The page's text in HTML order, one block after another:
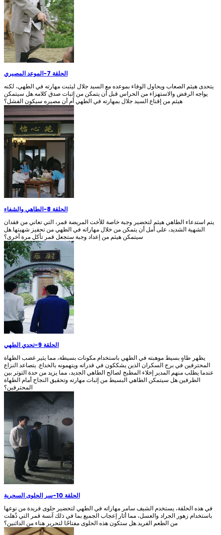
الحلقة 7 -الموعد المصيري
يتحدى هيثم الصعاب ويحاول الوفاء بموعده مع السيد جلال ليثبت مهارته في الطهي، لكنه
يواجه الرفض والاستهزاء من الحراس قبل أن يتمكن من إثبات صدق كلامه.هل سيتمكن
هيثم من إقناع السيد جلال بمهارته في الطهي أم أن مصيره سيكون الفشل؟
الحلقة 8 -الطاهي والشفاء
يتم استدعاء الطاهي هيثم لتحضير وجبة خاصة للأخت المريضة قمر، التي تعاني من فقدان
الشهية الشديد، على أمل أن يتمكن من خلال مهاراته في الطهي من تحفيز شهيتها.هل
سيتمكن هيثم من إعداد وجبة ستجعل قمر تأكل مرة أخرى؟
الحلقة 9 -تحدي الطهي
يظهر طاهٍ بسيط موهبته في الطهي باستخدام مكونات بسيطة، مما يثير غضب الطهاة
المحترفين في برج السكران الذين يشككون في قدراته ويتهمونه بالخداع. يتصاعد النزاع
عندما يطلب منهم المدير إخلاء المطبخ لصالح الطاهي الجديد، مما يزيد من حدة التوتر بين
الطرفين.هل سيتمكن الطاهي البسيط من إثبات مهارته وتحقيق النجاح أمام الطهاة
المحترفين؟
الحلقة 10 -سر الحلوى السحرية
في هذه الحلقة، يستخدم الشيف سامر مهاراته في الطهي لتحضير حلوى فريدة من نوعها
باستخدام زهور الجراد والعسل، مما أثار إعجاب الجميع بما في ذلك آنسة قمر التي ذُهلت
من الطعم الفريد.هل ستكون هذه الحلوى مفتاحًا لتحرير هناء من الدائنين؟